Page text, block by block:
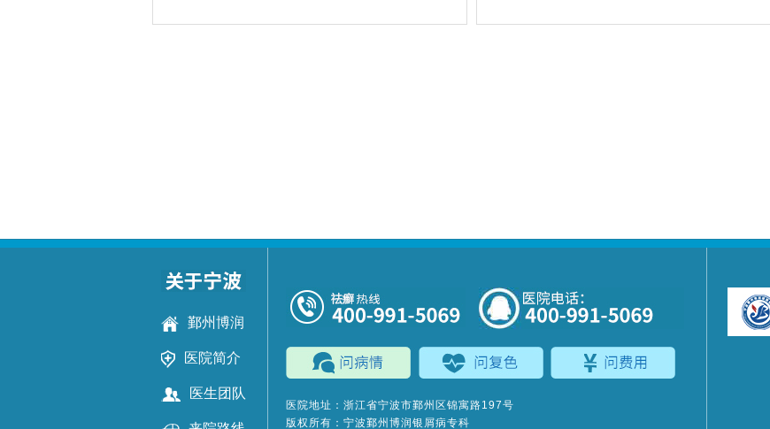
鄞州博润
医院简介
医生团队
医院地址：浙江省宁波市鄞州区锦寓路197号
版权所有：宁波鄞州博润银屑病专科